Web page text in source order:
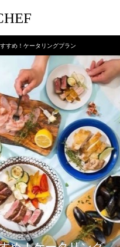
すめ！ケータリングプラン